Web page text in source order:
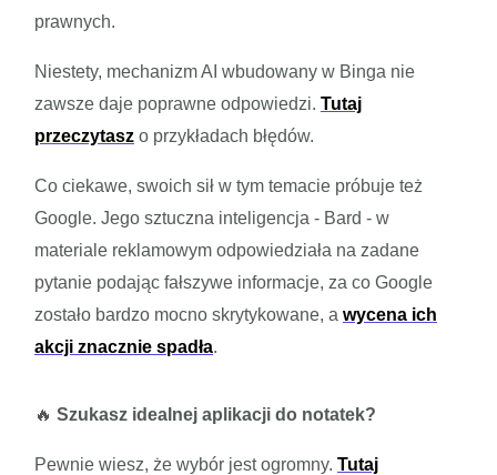
prawnych.
Niestety, mechanizm AI wbudowany w Binga nie
zawsze daje poprawne odpowiedzi. Tutaj
przeczytasz o przykładach błędów.
Co ciekawe, swoich sił w tym temacie próbuje też
Google. Jego sztuczna inteligencja - Bard - w
materiale reklamowym odpowiedziała na zadane
pytanie podając fałszywe informacje, za co Google
zostało bardzo mocno skrytykowane, a wycena ich
akcji znacznie spadła.
🔥 Szukasz idealnej aplikacji do notatek?
Pewnie wiesz, że wybór jest ogromny. Tutaj